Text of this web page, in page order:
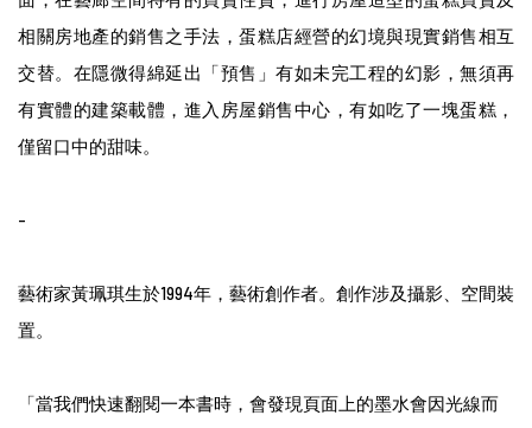
相關房地產的銷售之手法，蛋糕店經營的幻境與現實銷售相互
交替。在隱微得綿延出「預售」有如未完工程的幻影，無須再
有實體的建築載體，進入房屋銷售中心，有如吃了一塊蛋糕，
僅留口中的甜味。
-
藝術家黃珮琪生於1994年，藝術創作者。創作涉及攝影、空間裝
置。
「當我們快速翻閱一本書時，會發現頁面上的墨水會因光線而